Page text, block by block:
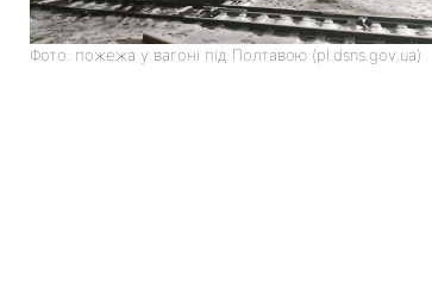
Фото: пожежа у вагоні під Полтавою (pl.dsns.gov.ua)